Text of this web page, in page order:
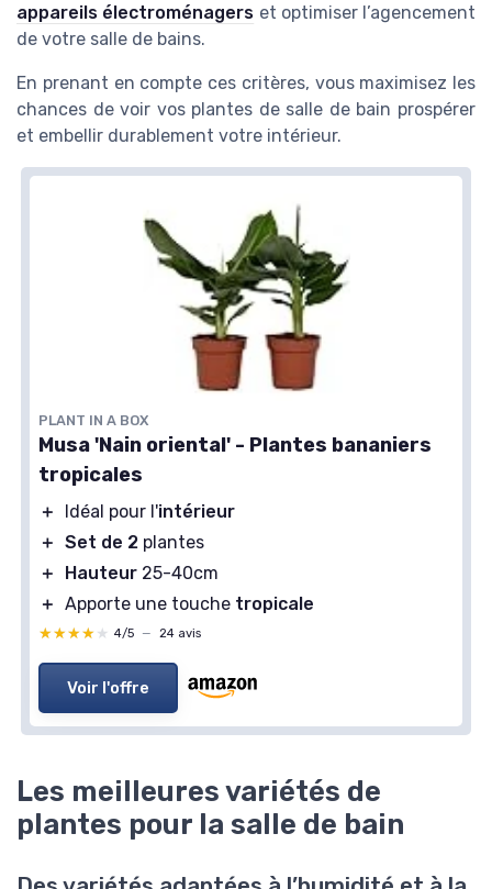
appareils électroménagers et optimiser l’agencement
de votre salle de bains.
En prenant en compte ces critères, vous maximisez les
chances de voir vos plantes de salle de bain prospérer
et embellir durablement votre intérieur.
PLANT IN A BOX
Musa 'Nain oriental' - Plantes bananiers
tropicales
＋ Idéal pour l'intérieur
＋ Set de 2 plantes
＋
Hauteur 25-40cm
＋ Apporte une touche tropicale
★★★★★
★★★★★ 4/5 — 24 avis
Voir l'offre
Les meilleures variétés de
plantes pour la salle de bain